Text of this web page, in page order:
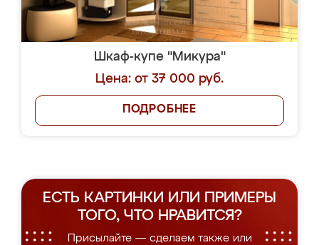
Шкаф-купе "Микура"
Цена: от 37 000 руб.
ПОДРОБНЕЕ
ЕСТЬ КАРТИНКИ ИЛИ ПРИМЕРЫ
ТОГО, ЧТО НРАВИТСЯ?
Присылайте — сделаем также или